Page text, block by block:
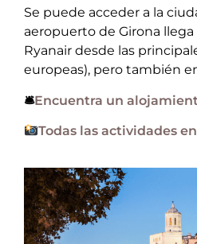
Se puede acceder a la
aeropuerto de Girona
Ryanair desde las
europeas), pero también
🛎Encuentra un
Todas las actividades